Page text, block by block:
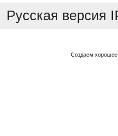
Русская версия
Создаем